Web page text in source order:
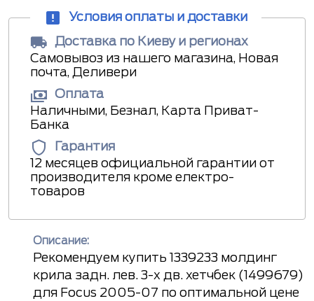
Условия оплаты и доставки
Доставка по Киеву и регионах
Самовывоз из нашего магазина, Новая
почта, Деливери
Оплата
Наличными, Безнал, Карта Приват-
Банка
Гарантия
12 месяцев официальной гарантии от
производителя кроме електро-
товаров
Описание:
Рекомендуем купить 1339233 молдинг
крила задн. лев. 3-х дв. хетчбек (1499679)
для Focus 2005-07 по оптимальной цене